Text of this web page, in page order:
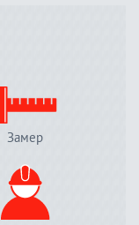
Замер